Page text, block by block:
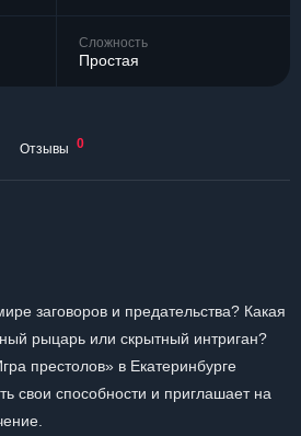
Сложность
Простая
Отзывы 0
заговоров и предательства? Какая
рыцарь или скрытный интриган?
престолов» в Екатеринбурге
свои способности и приглашает на